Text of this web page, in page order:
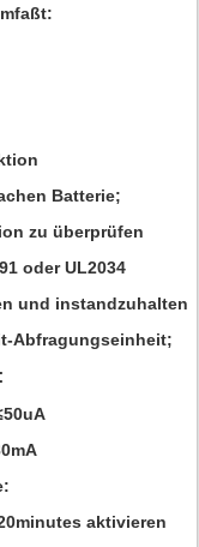
Batterie;
zu überprüfen
oder UL2034
und instandzuhalten
Abfragungseinheit;
aktivieren